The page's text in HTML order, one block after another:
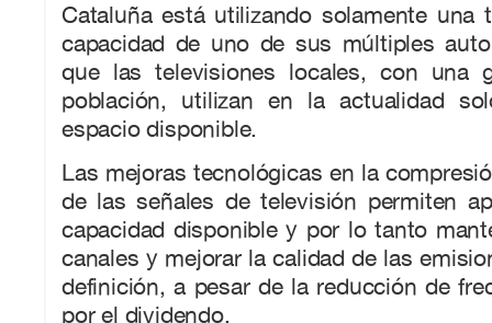
Cataluña está utilizando solamente una
capacidad de uno de sus múltiples
que las televisiones locales, con una
población, utilizan en la actualidad
espacio disponible.
Las mejoras tecnológicas en la
de las señales de televisión permiten
capacidad disponible y por lo tanto
canales y mejorar la calidad de las
definición, a pesar de la reducción de
por el dividendo.